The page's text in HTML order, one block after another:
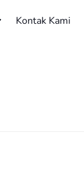
Kontak Kami